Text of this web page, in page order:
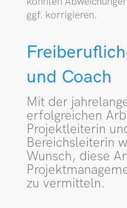
ggf. korrigieren.
und Coach
Mit der
erfolgreichen
Projektleiterin
Bereichsleiterin
Wunsch, diese
zu vermitteln.